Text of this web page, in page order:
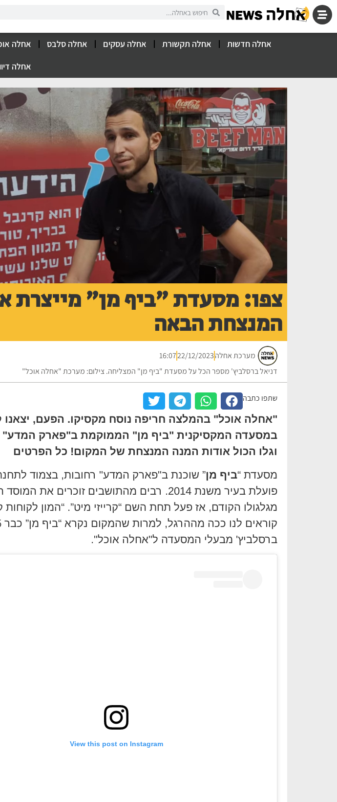
אחלה חדשות אחלה תקשורת אחלה עסקים אחלה סלבס אחלה
אחלה
צפו: מסעדת "ביף מן" מייצרת
המנצחת הבאה
מערכת אחלה22/12/2023
16:07
דניאל ברסלביץ' מספר הכל על מסעדת "ביף מן" המצליחה. צילום: מערכת "אחלה אוכל"
שתפו כתבה
"אחלה אוכל" בהמלצה חריפה נוסח מקסיקו. הפעם, יצאנו
במסעדה המקסיקנית "ביף מן" הממוקמת ב"פארק המדע"
וגלו הכול אודות המנה המנצחת של המקום! כל הפרטים
מסעדת “ביף מן” שוכנת ב"פארק המדע" רחובות, בצמוד
פועלת בעיר משנת 2014. רבים מהתושבים זוכרים את
מגלגולו הקודם, אז פעל תחת השם “קרייזי מיט”. “המון לקוחות
ברסלביץ' מבעלי המסעדה ל"אחלה אוכל".
View this post on Instagram